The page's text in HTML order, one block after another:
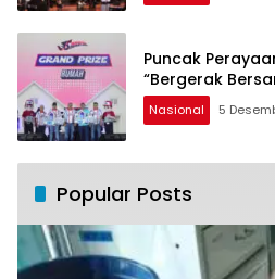
Puncak
“Bergerak
Nasional 5
Popular Posts